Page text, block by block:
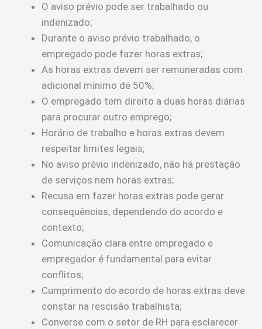
O aviso prévio pode ser trabalhado ou
indenizado;
Durante o aviso prévio trabalhado, o
empregado pode fazer horas extras;
As horas extras devem ser remuneradas com
adicional mínimo de 50%;
O empregado tem direito a duas horas diárias
para procurar outro emprego;
Horário de trabalho e horas extras devem
respeitar limites legais;
No aviso prévio indenizado, não há prestação
de serviços nem horas extras;
Recusa em fazer horas extras pode gerar
consequências, dependendo do acordo e
contexto;
Comunicação clara entre empregado e
empregador é fundamental para evitar
conflitos;
Cumprimento do acordo de horas extras deve
constar na rescisão trabalhista;
Converse com o setor de RH para esclarecer